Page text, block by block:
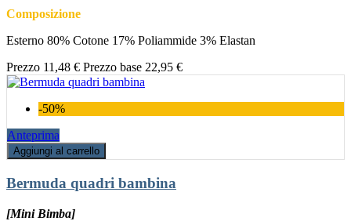
Composizione
Esterno 80% Cotone 17% Poliammide 3% Elastan
Prezzo 11,48 € Prezzo base 22,95 €
-50%
Anteprima
Aggiungi al carrello
Bermuda quadri bambina
[Mini Bimba]